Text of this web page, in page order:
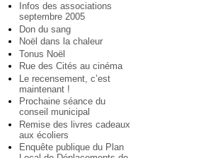
Infos des associations
septembre 2005
Don du sang
Noël dans la chaleur
Tonus Noël
Rue des Cités au cinéma
Le recensement, c’est
maintenant !
Prochaine séance du
conseil municipal
Remise des livres cadeaux
aux écoliers
Enquête publique du Plan